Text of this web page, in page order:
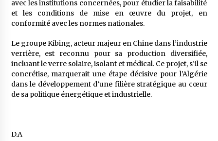
avec les institutions concernées, pour étudier la faisabilité
et les conditions de mise en œuvre du projet, en
conformité avec les normes nationales.
Le groupe Kibing, acteur majeur en Chine dans l’industrie
verrière, est reconnu pour sa production diversifiée,
incluant le verre solaire, isolant et médical. Ce projet, s’il se
concrétise, marquerait une étape décisive pour l’Algérie
dans le développement d’une filière stratégique au cœur
de sa politique énergétique et industrielle.
D.A